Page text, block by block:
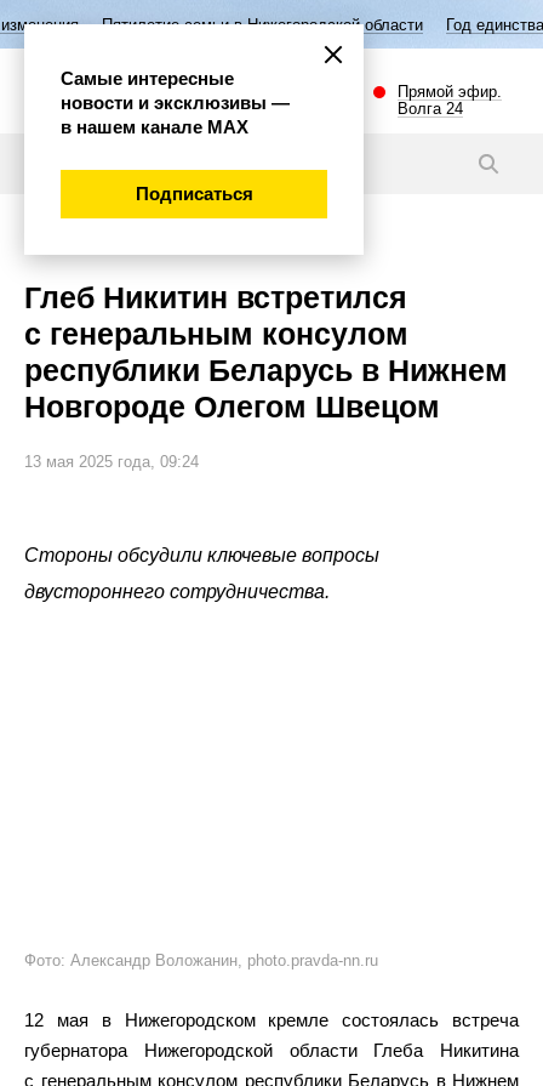
семьи в Нижегородской области Год единства народов
Прямой эфир.
Волга 24
Глеб Никитин встретился
с генеральным консулом
республики Беларусь в Нижнем
Новгороде Олегом Швецом
13 мая 2025 года, 09:24
Стороны обсудили ключевые вопросы
двустороннего сотрудничества.
Фото: Александр Воложанин, photo.pravda-nn.ru
12 мая в Нижегородском кремле состоялась встреча
губернатора Нижегородской области Глеба Никитина
с генеральным консулом республики Беларусь в Нижнем
Самые интересные
новости и эксклюзивы —
в нашем канале МАХ
Подписаться